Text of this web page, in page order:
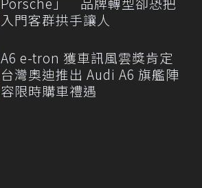
入門客群拱手讓人
A6 e-tron 獲車訊風雲獎肯定
台灣奧迪推出 Audi A6 旗艦陣
容限時購車禮遇